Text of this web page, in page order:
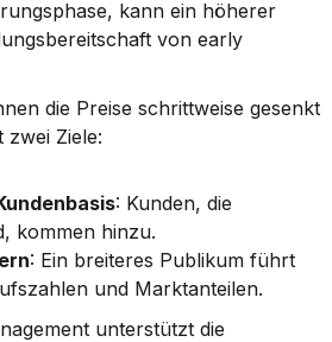
kann ein höherer
von early
die Preise schrittweise gesenkt
zwei Ziele:
: Kunden, die
kommen hinzu.
: Ein breiteres Publikum führt
und Marktanteilen.
unterstützt die